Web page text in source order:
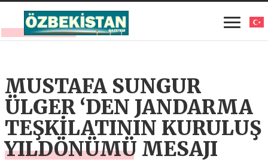
MUSTAFA SUNGUR
ÜLGER ‘DEN JANDARMA
TEŞKİLATININ KURULUŞ
YILDÖNÜMÜ MESAJI